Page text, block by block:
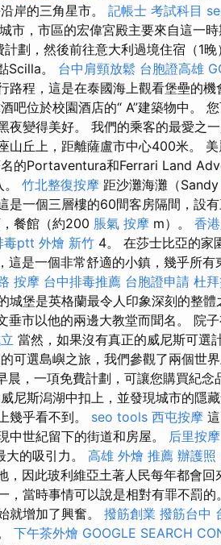
岸的三角星市。 記帳士 考試科目
市，市區的宏偉宮殿主要來自這一時
劃，然後前往意大利過境住宿（1晚
Scilla。 台中肩頸放鬆 台胞證高雄
路程，這是在泰國海上觀看堡​​壘的
吧位於校園酒店的“ A”建築物中。
夜變得美好。 我們的乘客的最愛之
山丘上，距離薩盧市中心400米。
的Portaventura和Ferrari Land
竹北整復按摩 距沙灘海灘（Sandy
是一個三層樓的60間客房隔間，設
餐館（約200 脹氣 按摩 m）。 香
毒ptt 外燴 新竹 4。 在莎士比亞的家
這是一個非常舒適的小鎮，幾乎所有
按摩 台中排毒推薦 台胞證申請 杜
城堡是英格蘭最令人印象深刻的整體
垂市以他的兩邊大教堂而聞名。 院
當然，如果沒有真正的威尼斯可選
可選島嶼之旅，我們參觀了兩個世
晨，一項免費計劃，可讓您購買紀念
尼斯潟湖中扣上，並發現城市的隱
幾乎看不到。 seo tools 西屯按摩
中世紀留下的街道和房屋。 后里按摩
的吸引力。 高雄 外燴 推薦 辦護照
，因此玻利維亞土著人民每年都會
當時事情可以說是相對有罪不罰的
就增加了興奮。 撥筋創業 撥筋台中
下午茶外燴 GOOGLE SEARCH